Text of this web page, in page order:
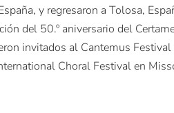
y regresaron a Tolosa,
del 50.º aniversario del
invitados al Cantemus
Choral Festival en